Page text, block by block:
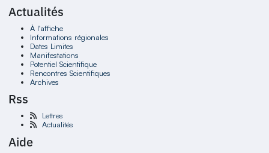
Actualités
À l'affiche
Informations régionales
Dates Limites
Manifestations
Potentiel Scientifique
Rencontres Scientifiques
Archives
Rss
Lettres
Actualités
Aide